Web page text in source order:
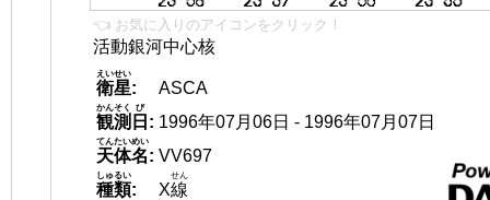
👈 お気に入りのアイコンをクリック！
活動銀河中心核
衛星
えいせい
:
ASCA
観測
かんそく
日
び
: 1996年07月06日 - 1996年07月07日
天体名
てんたいめい
: VV697
種類
しゅるい
: X線
せん